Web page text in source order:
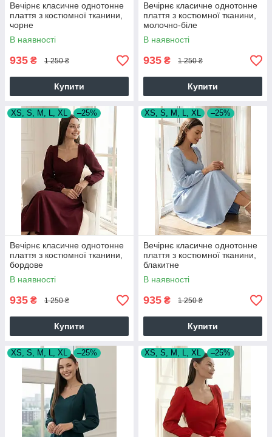
Вечірнє класичне однотонне
плаття з костюмної тканини,
чорне
В наявності
935 ₴ 1 250 ₴
Купити
Вечірнє класичне однотонне
плаття з костюмної тканини,
молочно-біле
В наявності
935 ₴ 1 250 ₴
Купити
XS, S, M, L, XL –25%
Вечірнє класичне однотонне
плаття з костюмної тканини,
бордове
В наявності
935 ₴ 1 250 ₴
Купити
XS, S, M, L, XL –25%
Вечірнє класичне однотонне
плаття з костюмної тканини,
блакитне
В наявності
935 ₴ 1 250 ₴
Купити
XS, S, M, L, XL –25% XS, S, M, L, XL –25%